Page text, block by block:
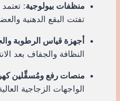
منظفات بيولوجية:
تفتت البقع الدهنية
أجهزة قياس الرطوبة
النظافة والجفاف بعد
منصات رفع ومُسقِّلين
الواجهات الزجاجية